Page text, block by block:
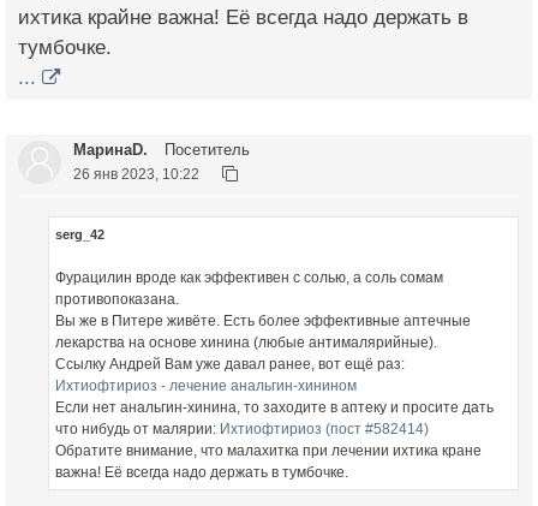
ихтика крайне важна! Её всегда надо держать в
тумбочке.
...
МаринаD. Посетитель
26 янв 2023, 10:22
serg_42
Фурацилин вроде как эффективен с солью, а соль сомам
противопоказана.
Вы же в Питере живёте. Есть более эффективные аптечные
лекарства на основе хинина (любые антималярийные).
Ссылку Андрей Вам уже давал ранее, вот ещё раз:
Ихтиофтириоз - лечение анальгин-хинином
Если нет анальгин-хинина, то заходите в аптеку и просите дать
что нибудь от малярии: Ихтиофтириоз (пост #582414)
Обратите внимание, что малахитка при лечении ихтика кране
важна! Её всегда надо держать в тумбочке.